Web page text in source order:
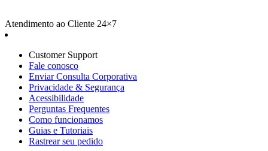
Atendimento ao Cliente 24×7
Customer Support
Fale conosco
Enviar Consulta Corporativa
Privacidade & Segurança
Acessibilidade
Perguntas Frequentes
Como funcionamos
Guias e Tutoriais
Rastrear seu pedido